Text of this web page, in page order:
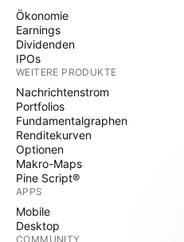
Ökonomie
Earnings
Dividenden
IPOs
WEITERE PRODUKTE
Nachrichtenstrom
Portfolios
Fundamentalgraphen
Renditekurven
Optionen
Makro-Maps
Pine Script®
APPS
Mobile
Desktop
COMMUNITY